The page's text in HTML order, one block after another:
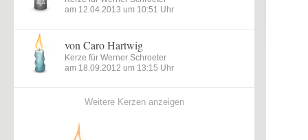
am 12.04.2013 um 10:51 Uhr
von Caro Hartwig
Kerze für Werner Schroeter
am 18.09.2012 um 13:15 Uhr
Weitere Kerzen anzeigen